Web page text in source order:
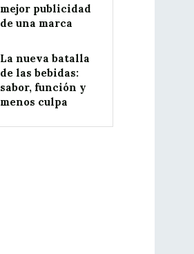
mejor publicidad
de una marca
La nueva batalla
de las bebidas:
sabor, función y
menos culpa